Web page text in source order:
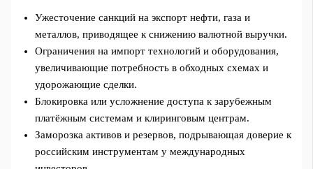
Ужесточение санкций на экспорт нефти, газа и
металлов, приводящее к снижению валютной выручки.
Ограничения на импорт технологий и оборудования,
увеличивающие потребность в обходных схемах и
удорожающие сделки.
Блокировка или усложнение доступа к зарубежным
платёжным системам и клиринговым центрам.
Заморозка активов и резервов, подрывающая доверие к
российским инструментам у международных